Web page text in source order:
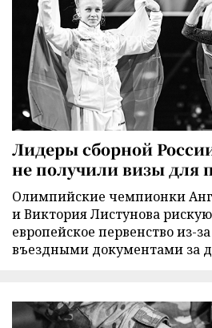
Лидеры сборной
не получили визы для
Олимпийские чемпионки
и Виктория Листунова
европейское первенство из-
въездными документами за